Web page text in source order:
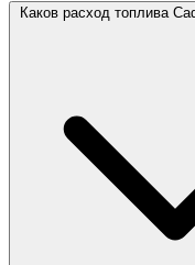
Каков расход топлива